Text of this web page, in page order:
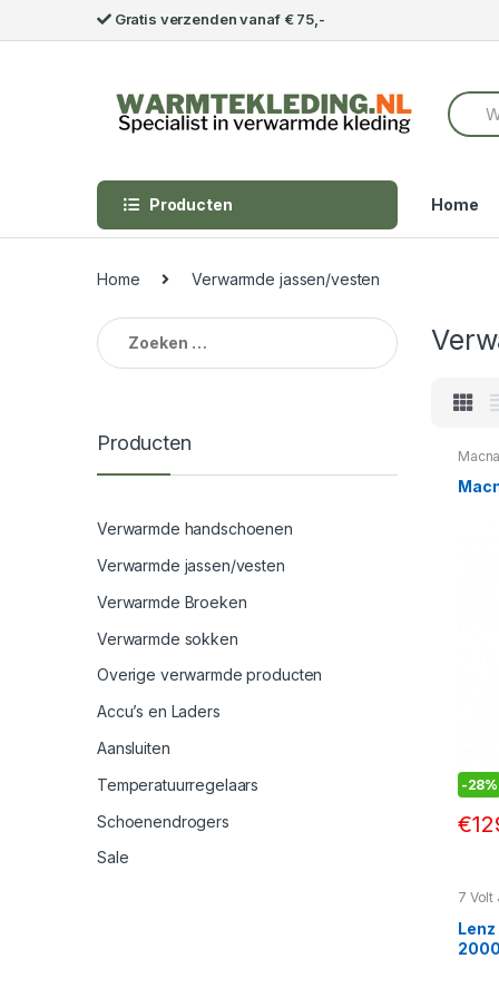
Skip to navigation
Skip to contentGratis verzenden vanaf € 75,-
S
e
h
o
Producten Home
Home Verwarmde jassen/vesten
-28%
€
7 Volt
Zoeken naar:
Producten
Verwarmde handschoenen
Verwarmde jassen/vesten
Verwarmde Broeken
Verwarmde sokken
Overige verwarmde producten
Accu’s en Laders
Aansluiten
Temperatuurregelaars
Schoenendrogers
Sale